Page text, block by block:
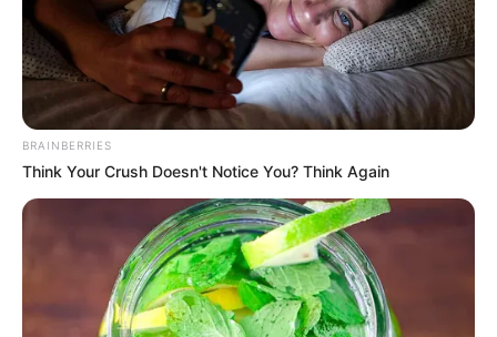
BRAINBERRIES
Think Your Crush Doesn't Notice You? Think Again